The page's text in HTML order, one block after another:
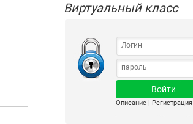
Виртуальный класс
Описание Регистрация